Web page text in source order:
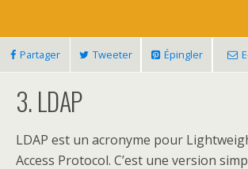
Partager Tweeter Épingler
3. LDAP
LDAP est un acronyme pour
Access Protocol. C’est une version